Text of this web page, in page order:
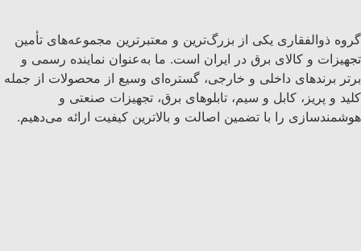
گروه ذوالفقاری یکی از بزرگ‌ترین و معتبرترین مجموعه‌های تأمین
تجهیزات و کالای برق در ایران است. ما به‌عنوان نماینده رسمی و
برتر برندهای داخلی و خارجی، گستره‌ای وسیع از محصولات از جمله
کلید و پریز، کابل و سیم، تابلوهای برق، تجهیزات صنعتی و
هوشمندسازی را با تضمین اصالت و بالاترین کیفیت ارائه می‌دهیم.